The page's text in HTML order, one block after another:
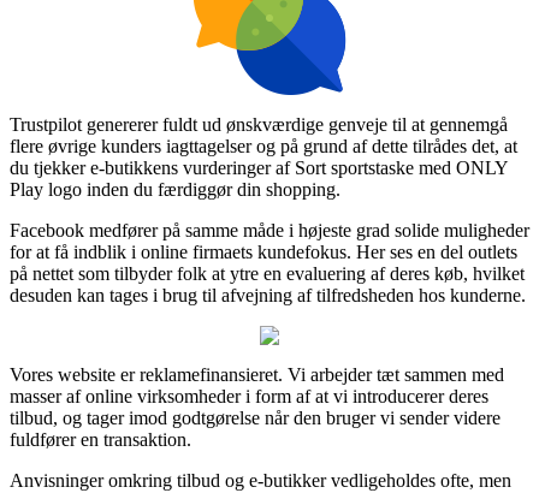
Trustpilot genererer fuldt ud ønskværdige genveje til at gennemgå
flere øvrige kunders iagttagelser og på grund af dette tilrådes det, at
du tjekker e-butikkens vurderinger af Sort sportstaske med ONLY
Play logo inden du færdiggør din shopping.
Facebook medfører på samme måde i højeste grad solide muligheder
for at få indblik i online firmaets kundefokus. Her ses en del outlets
på nettet som tilbyder folk at ytre en evaluering af deres køb, hvilket
desuden kan tages i brug til afvejning af tilfredsheden hos kunderne.
Vores website er reklamefinansieret. Vi arbejder tæt sammen med
masser af online virksomheder i form af at vi introducerer deres
tilbud, og tager imod godtgørelse når den bruger vi sender videre
fuldfører en transaktion.
Anvisninger omkring tilbud og e-butikker vedligeholdes ofte, men